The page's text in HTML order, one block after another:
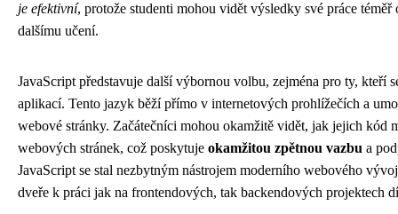
je efektivní, protože studenti mohou vidět výsledky své práce
dalšímu učení.
JavaScript představuje další výbornou volbu, zejména pro ty, kteří
aplikací. Tento jazyk běží přímo v internetových prohlížečích a
webové stránky. Začátečníci mohou okamžitě vidět, jak jejich kód
webových stránek, což poskytuje okamžitou zpětnou vazbu a
JavaScript se stal nezbytným nástrojem moderního webového
dveře k práci jak na frontendových, tak backendových projektech